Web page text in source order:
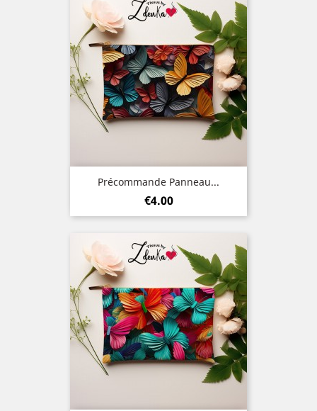
Précommande Panneau...
Price
€4.00